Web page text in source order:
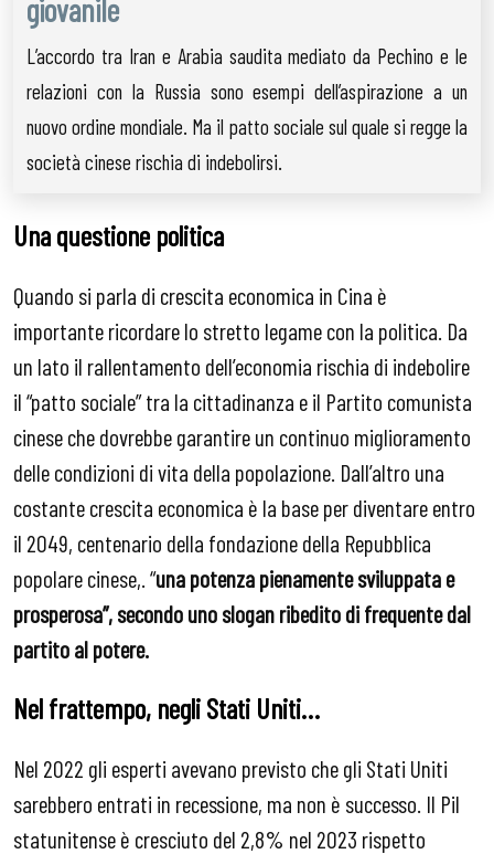
giovanile
L’accordo tra Iran e Arabia saudita mediato da Pechino e le
relazioni con la Russia sono esempi dell’aspirazione a un
nuovo ordine mondiale. Ma il patto sociale sul quale si regge la
società cinese rischia di indebolirsi.
Una questione politica
Quando si parla di crescita economica in Cina è
importante ricordare lo stretto legame con la politica. Da
un lato il rallentamento dell’economia rischia di indebolire
il “patto sociale” tra la cittadinanza e il Partito comunista
cinese che dovrebbe garantire un continuo miglioramento
delle condizioni di vita della popolazione. Dall’altro una
costante crescita economica è la base per diventare entro
il 2049, centenario della fondazione della Repubblica
popolare cinese,. “una potenza pienamente sviluppata e
prosperosa”, secondo uno slogan ribedito di frequente dal
partito al potere.
Nel frattempo, negli Stati Uniti…
Nel 2022 gli esperti avevano previsto che gli Stati Uniti
sarebbero entrati in recessione, ma non è successo. Il Pil
statunitense è cresciuto del 2,8% nel 2023 rispetto